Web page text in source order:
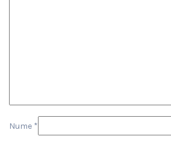
Nume *